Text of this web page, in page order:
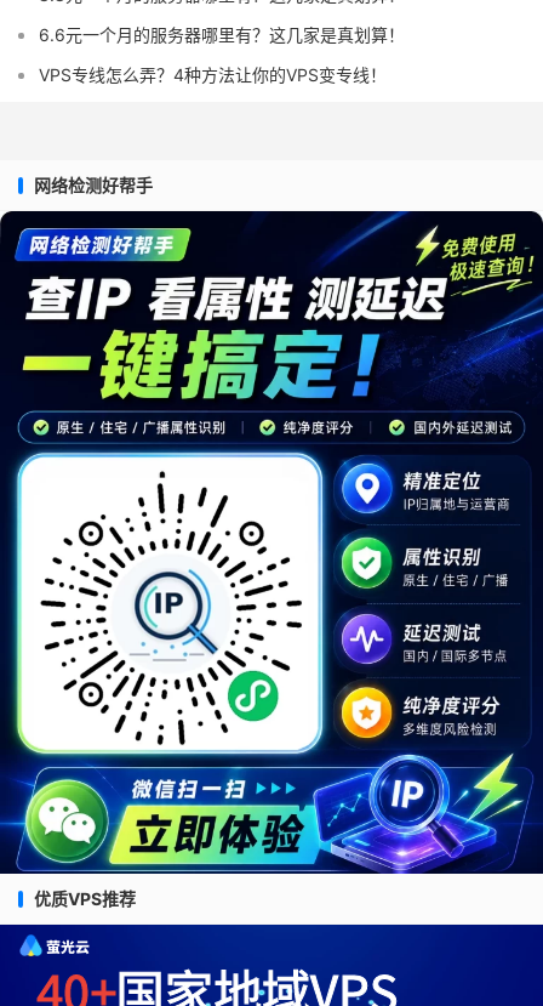
6.6元一个月的服务器哪里有？这几家是真划算！
VPS专线怎么弄？4种方法让你的VPS变专线！
网络检测好帮手
优质VPS推荐